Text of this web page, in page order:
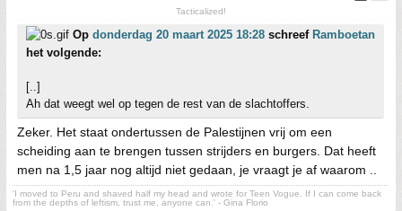
Tacticalized!
Op donderdag 20 maart 2025 18:28 schreef Ramboetan
het volgende:
[..]
Ah dat weegt wel op tegen de rest van de slachtoffers.
Zeker. Het staat ondertussen de Palestijnen vrij om een
scheiding aan te brengen tussen strijders en burgers. Dat heeft
men na 1,5 jaar nog altijd niet gedaan, je vraagt je af waarom ..
'I moved to Peru and shaved half my head and wrote for Teen Vogue. If I can come back
from the depths of leftism, trust me, anyone can.' - Gina Florio